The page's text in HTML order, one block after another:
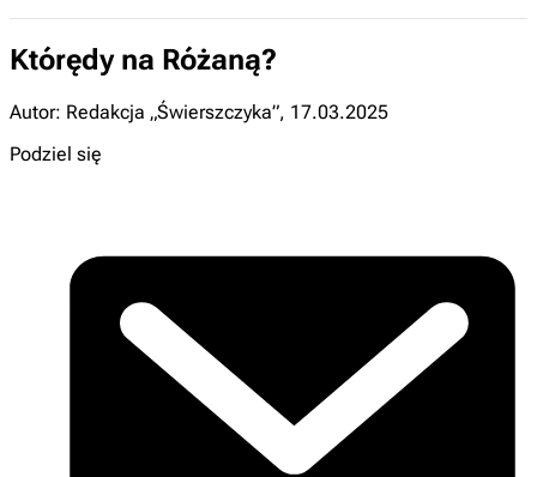
Którędy na Różaną?
Autor: Redakcja „Świerszczyka”, 17.03.2025
Podziel się